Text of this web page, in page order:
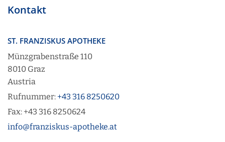
Kontakt
ST. FRANZISKUS APOTHEKE
Münzgrabenstraße 110
8010 Graz
Austria
Rufnummer:+43 316 8250620
Fax: +43 316 8250624
info@franziskus-apotheke.at